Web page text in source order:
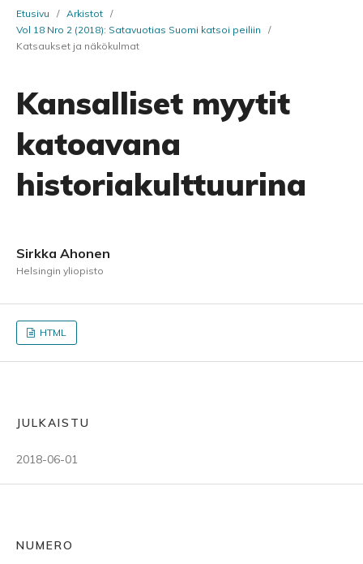
Etusivu / Arkistot /
Vol 18 Nro 2 (2018): Satavuotias Suomi katsoi peiliin
/
Katsaukset ja näkökulmat
Kansalliset myytit
katoavana
historiakulttuurina
Sirkka Ahonen
Helsingin yliopisto
HTML
JULKAISTU
2018-06-01
NUMERO